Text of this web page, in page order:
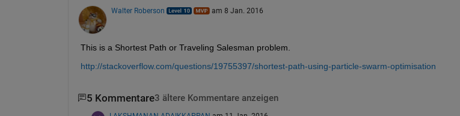
Walter Roberson am 8 Jan. 2016
This is a Shortest Path or Traveling Salesman problem.
http://stackoverflow.com/questions/19755397/shortest-path-using-particle-swarm-optimisation
5 Kommentare3 ältere Kommentare anzeigen